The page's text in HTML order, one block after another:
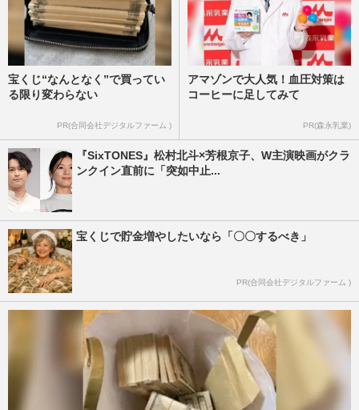
宝くじ“なんとなく”で買ってい
る限り変わらない
PR(合同会社デジタルファーム )
アマゾンで大人気！血圧対策は
コーヒーに足してみて
PR(森永乳業)
『SixTONES』松村北斗×芳根京子、W主演映画がクラ
ンクイン直前に「突如中止...
宝くじで貯金増やしたいなら「〇〇するべき」
PR(合同会社デジタルファーム )